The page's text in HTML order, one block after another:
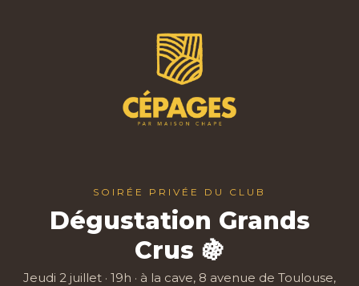
SOIRÉE PRIVÉE DU CLUB
Dégustation Grands
Crus 🍇
Jeudi 2 juillet · 19h · à la cave, 8 avenue de Toulouse,